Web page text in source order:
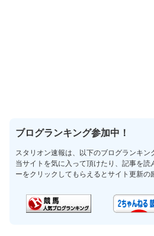
ブログランキング参加中！
スタリオン速報は、以下のブログランキン
当サイトを気に入って頂けたり、記事を
ーをクリックしてもらえるとサイト更新の